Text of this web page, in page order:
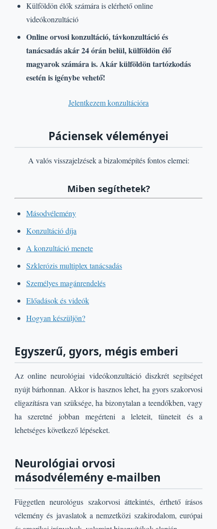
Külföldön élők számára is elérhető online
videókonzultáció
Online orvosi konzultáció, távkonzultáció és
tanácsadás akár 24 órán belül, külföldön élő
magyarok számára is. Akár külföldön tartózkodás
esetén is igénybe vehető!
Jelentkezem konzultációra
Páciensek véleményei
A valós visszajelzések a bizalomépítés fontos elemei:
Miben segíthetek?
Másodvélemény
Konzultáció díja
A konzultáció menete
Szklerózis multiplex tanácsadás
Személyes magánrendelés
Előadások és videók
Hogyan készüljön?
Egyszerű, gyors, mégis emberi
Az online neurológiai videókonzultáció diszkrét segítséget
nyújt bárhonnan. Akkor is hasznos lehet, ha gyors szakorvosi
eligazításra van szüksége, ha bizonytalan a teendőkben, vagy
ha szeretné jobban megérteni a leleteit, tüneteit és a
lehetséges következő lépéseket.
Neurológiai orvosi
másodvélemény e-mailben
Független neurológus szakorvosi áttekintés, érthető írásos
vélemény és javaslatok a nemzetközi szakirodalom, európai